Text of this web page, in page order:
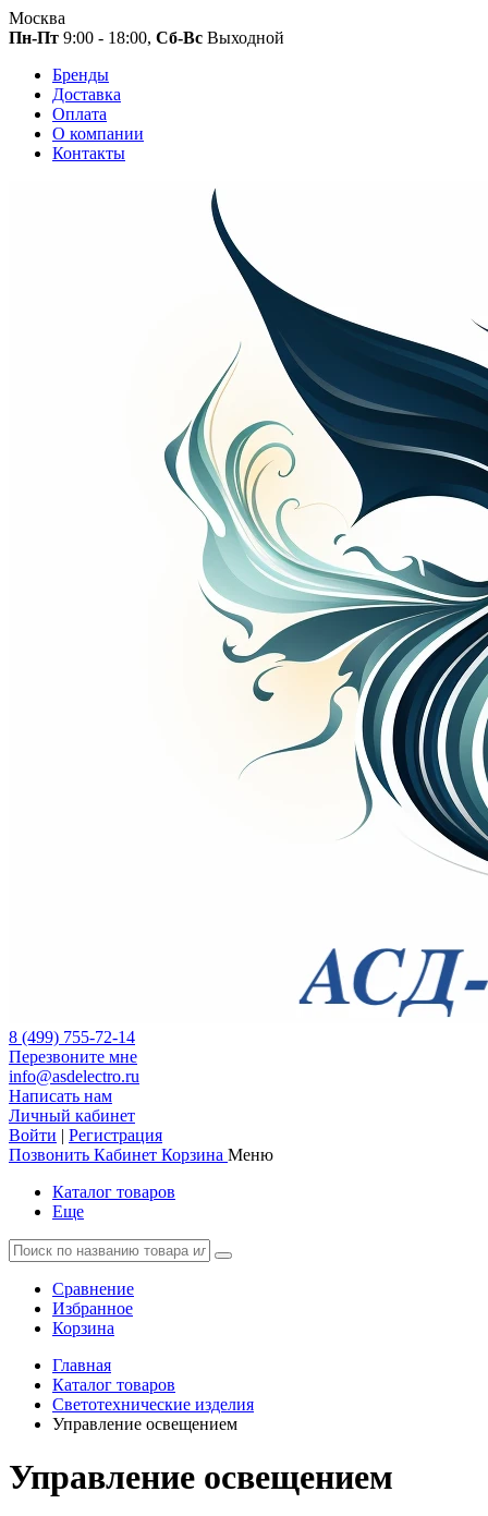
Москва
Пн-Пт 9:00 - 18:00, Сб-Вс Выходной
Бренды
Доставка
Оплата
О компании
Контакты
8 (499) 755-72-14
Перезвоните мне
info@asdelectro.ru
Написать нам
Личный кабинет
Войти | Регистрация
Позвонить Кабинет Корзина Меню
Каталог товаров
Еще
Сравнение
Избранное
Корзина
Главная
Каталог товаров
Светотехнические изделия
Управление освещением
Управление освещением